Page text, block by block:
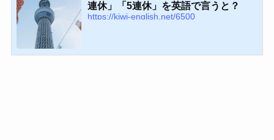
連休」「5連休」を英語で言うと？
https://kiwi-english.net/6500